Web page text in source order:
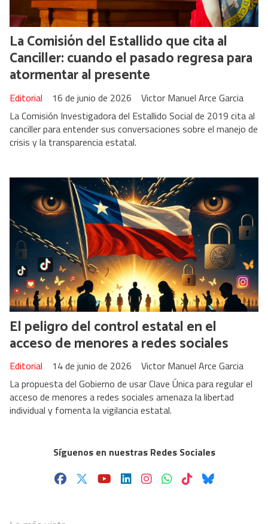
La Comisión del Estallido que cita al
Canciller: cuando el pasado regresa para
atormentar al presente
Victor Manuel Arce Garcia
Editorial
16 de junio de 2026
La Comisión Investigadora del Estallido Social de 2019 cita al
canciller para entender sus conversaciones sobre el manejo de
crisis y la transparencia estatal.
El peligro del control estatal en el
acceso de menores a redes sociales
Victor Manuel Arce Garcia
Editorial
14 de junio de 2026
La propuesta del Gobierno de usar Clave Única para regular el
acceso de menores a redes sociales amenaza la libertad
individual y fomenta la vigilancia estatal.
Síguenos en nuestras Redes Sociales